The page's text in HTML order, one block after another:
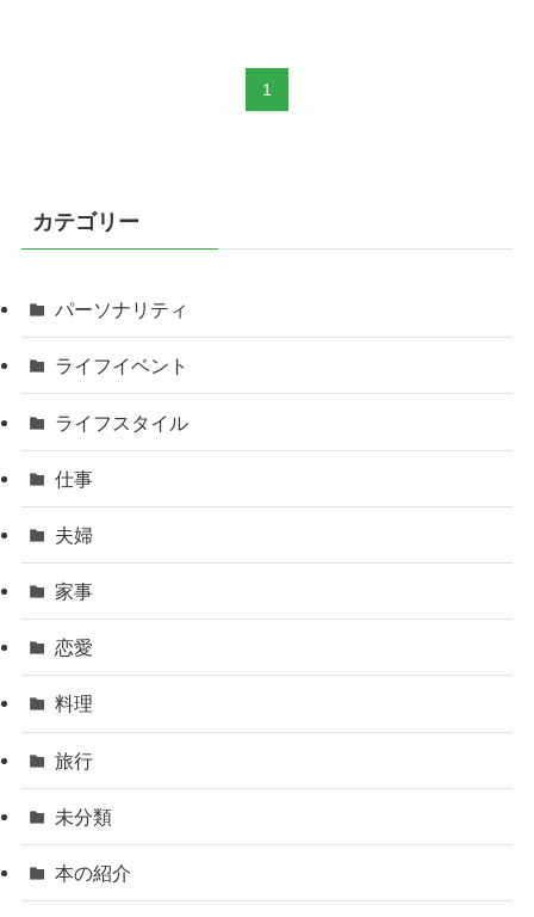
1
カテゴリー
パーソナリティ
ライフイベント
ライフスタイル
仕事
夫婦
家事
恋愛
料理
旅行
未分類
本の紹介